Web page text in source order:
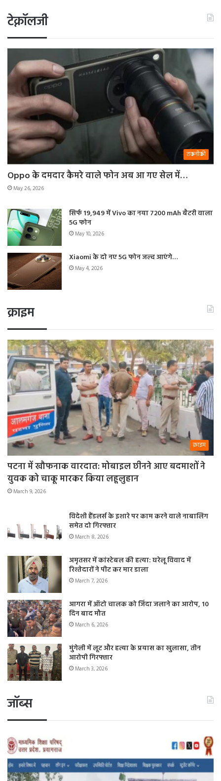
टेक्नॉलजी
तकनीकी
Oppo के दमदार कैमरे वाले फोन अब आ गए सेल में…
May 26, 2026
सिर्फ 19,949 में Vivo का नया 7200 mAh बैटरी वाला
5G फोन
May 10, 2026
Xiaomi के दो नए 5G फोन जल्द आएंगे…
May 4, 2026
क्राइम
क्राइम
पटना में खौफनाक वारदात: मोबाइल छीनने आए बदमाशों ने
युवक को चाकू मारकर किया लहूलुहान
March 9, 2026
विदेशी हैंडलर्स के इशारे पर काम करने वाले नाबालिग
समेत दो गिरफ्तार
March 8, 2026
अमृतसर में कांस्टेबल की हत्या: घरेलू विवाद में
रिश्तेदारों ने पीट कर मार डाला
March 7, 2026
आगरा में ऑटो चालक को जिंदा जलाने का आरोप, 10
दिन बाद मौत
March 6, 2026
मुंगेली में लूट और हत्या के प्रयास का खुलासा, तीन
आरोपी गिरफ्तार
March 3, 2026
जॉब्स